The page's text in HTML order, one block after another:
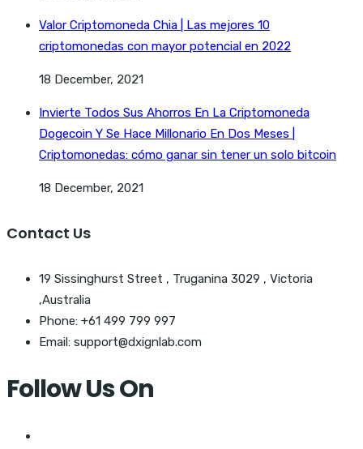
Valor Criptomoneda Chia | Las mejores 10
criptomonedas con mayor potencial en 2022
18 December, 2021
Invierte Todos Sus Ahorros En La Criptomoneda
Dogecoin Y Se Hace Millonario En Dos Meses |
Criptomonedas: cómo ganar sin tener un solo bitcoin
18 December, 2021
Contact Us
19 Sissinghurst Street , Truganina 3029 , Victoria
,Australia
Phone: +61 499 799 997
Email: support@dxignlab.com
Follow Us On